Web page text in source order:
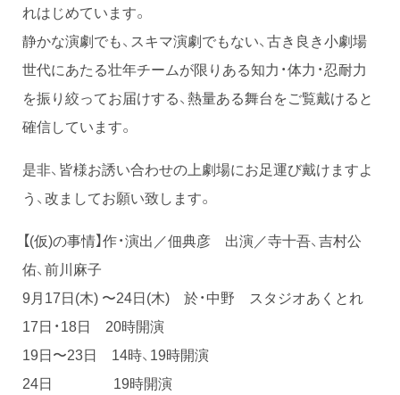
れはじめています。
静かな演劇でも、スキマ演劇でもない、古き良き小劇場
世代にあたる壮年チームが限りある知力・体力・忍耐力
を振り絞ってお届けする、熱量ある舞台をご覧戴けると
確信しています。
是非、皆様お誘い合わせの上劇場にお足運び戴けますよ
う、改ましてお願い致します。
【(仮)の事情】作・演出／佃典彦 出演／寺十吾、吉村公
佑、前川麻子
9月17日(木) 〜24日(木) 於・中野 スタジオあくとれ
17日・18日 20時開演
19日〜23日 14時、19時開演
24日 19時開演